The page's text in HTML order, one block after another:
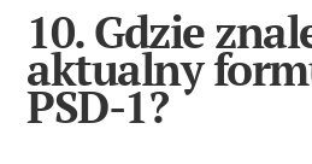
10. Gdzie
aktualny
PSD-1?